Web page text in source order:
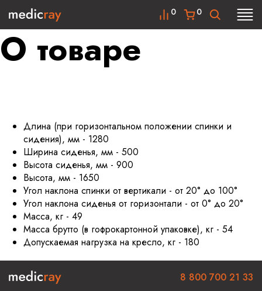
0
0
О товаре
Длина (при горизонтальном положении спинки и
сидения), мм - 1280
Ширина сиденья, мм - 500
Высота сиденья, мм - 900
Высота, мм - 1650
Угол наклона спинки от вертикали - от 20° до 100°
Угол наклона сиденья от горизонтали - от 0° до 20°
Масса, кг - 49
Масса брутто (в гофрокартонной упаковке), кг - 54
Допускаемая нагрузка на кресло, кг - 180
8 800 700 21 33